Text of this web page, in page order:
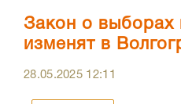
Закон о выборах
изменят в
28.05.2025 12:11